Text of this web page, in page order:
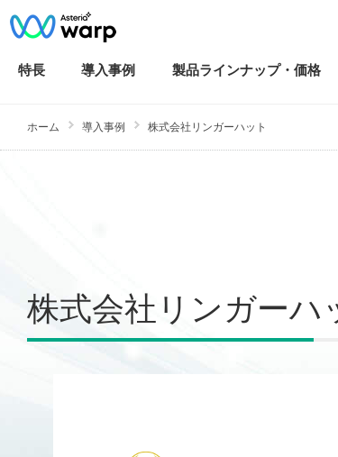
特長 導入事例 製品ラインナップ・ 価格
ホーム 導入事例 株式会社リンガーハット
株式会社リンガーハ